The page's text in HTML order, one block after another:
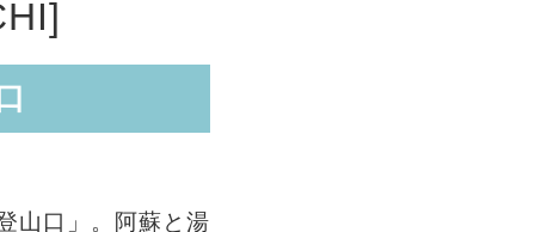
山口」。阿蘇と湯